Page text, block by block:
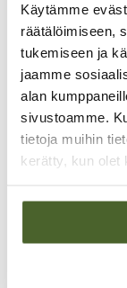
Käytämme
räätälöimiseen,
tukemiseen ja
jaamme
alan
sivustoamme.
tietoja muihin
kerätty, kun olet